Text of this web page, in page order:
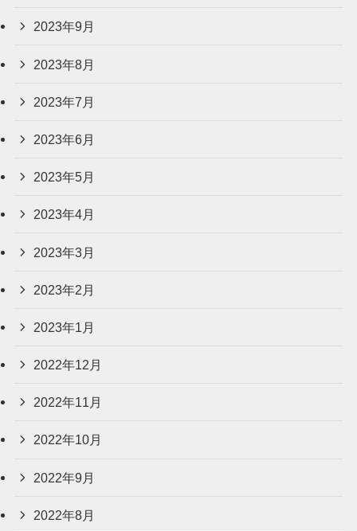
2023年9月
2023年8月
2023年7月
2023年6月
2023年5月
2023年4月
2023年3月
2023年2月
2023年1月
2022年12月
2022年11月
2022年10月
2022年9月
2022年8月